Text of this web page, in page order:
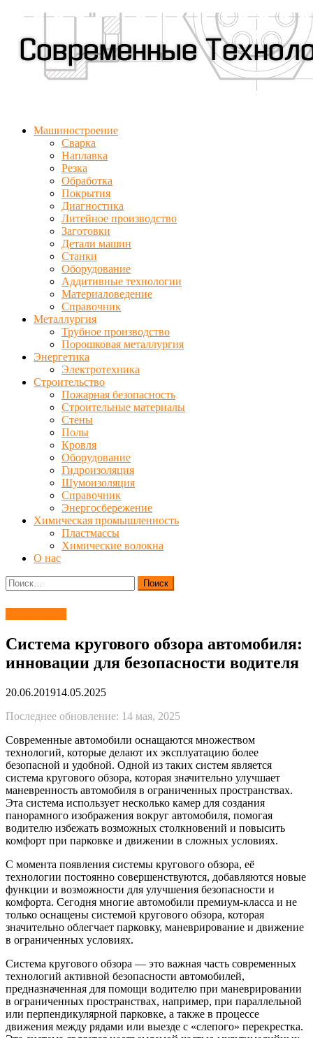
Машиностроение
Сварка
Наплавка
Резка
Обработка
Покрытия
Диагностика
Литейное производство
Заготовки
Детали машин
Станки
Оборудование
Аддитивные технологии
Материаловедение
Справочник
Металлургия
Трубное производство
Порошковая металлургия
Энергетика
Электротехника
Строительство
Пожарная безопасность
Строительные материалы
Стены
Полы
Кровля
Оборудование
Гидроизоляция
Шумоизоляция
Справочник
Энергосбережение
Химическая промышленность
Пластмассы
Химические волокна
О нас
Найти:
Система кругового обзора автомобиля:
инновации для безопасности водителя
20.06.201914.05.2025
Последнее обновление: 14 мая, 2025
Современные автомобили оснащаются множеством
технологий, которые делают их эксплуатацию более
безопасной и удобной. Одной из таких систем является
система кругового обзора, которая значительно улучшает
маневренность автомобиля в ограниченных пространствах.
Эта система использует несколько камер для создания
панорамного изображения вокруг автомобиля, помогая
водителю избежать возможных столкновений и повысить
комфорт при парковке и движении в сложных условиях.
С момента появления системы кругового обзора, её
технологии постоянно совершенствуются, добавляются новые
функции и возможности для улучшения безопасности и
комфорта. Сегодня многие автомобили премиум-класса и не
только оснащены системой кругового обзора, которая
значительно облегчает парковку, маневрирование и движение
в ограниченных условиях.
Система кругового обзора — это важная часть современных
технологий активной безопасности автомобилей,
предназначенная для помощи водителю при маневрировании
в ограниченных пространствах, например, при параллельной
или перпендикулярной парковке, а также в процессе
движения между рядами или выезде с «слепого» перекрестка.